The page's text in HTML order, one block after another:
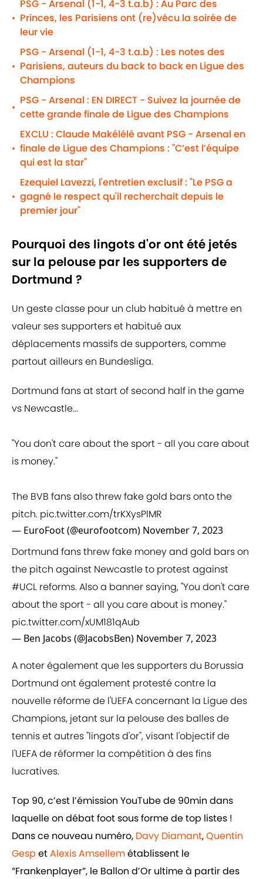
•
PSG - Arsenal (1-1, 4-3 t.a.b) : Au Parc des
Princes, les Parisiens ont (re)vécu la soirée de
leur vie
•
PSG - Arsenal (1-1, 4-3 t.a.b) : Les notes des
Parisiens, auteurs du back to back en Ligue des
Champions
•
PSG - Arsenal : EN DIRECT - Suivez la journée de
cette grande finale de Ligue des Champions
•
EXCLU : Claude Makélélé avant PSG - Arsenal en
finale de Ligue des Champions : "C’est l’équipe
qui est la star"
•
Ezequiel Lavezzi, l'entretien exclusif : "Le PSG a
gagné le respect qu'il recherchait depuis le
premier jour"
Pourquoi des lingots d'or ont été jetés
sur la pelouse par les supporters de
Dortmund ?
Un geste classe pour un club habitué à mettre en
valeur ses supporters et habitué aux
déplacements massifs de supporters, comme
partout ailleurs en Bundesliga.
Dortmund fans at start of second half in the game
vs Newcastle...
"You don't care about the sport - all you care about
is money."
The BVB fans also threw fake gold bars onto the
pitch. pic.twitter.com/trKXysPlMR
— EuroFoot (@eurofootcom) November 7, 2023
Dortmund fans threw fake money and gold bars on
the pitch against Newcastle to protest against
#UCL reforms. Also a banner saying, "You don't care
about the sport - all you care about is money."
pic.twitter.com/xUM181qAub
— Ben Jacobs (@JacobsBen) November 7, 2023
A noter également que les supporters du Borussia
Dortmund ont également protesté contre la
nouvelle réforme de l'UEFA concernant la Ligue des
Champions, jetant sur la pelouse des balles de
tennis et autres "lingots d'or", visant l'objectif de
l'UEFA de réformer la compétition à des fins
lucratives.
Top 90, c’est l’émission YouTube de 90min dans
laquelle on débat foot sous forme de top listes !
Dans ce nouveau numéro, Davy Diamant,Quentin
Gesp etAlexis Amsellemétablissent le
“Frankenplayer”, le Ballon d’Or ultime à partir des